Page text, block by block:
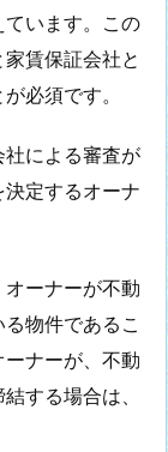
います。この
賃保証会社と
必須です。
による審査が
定するオーナ
ーナーが不動
物件であるこ
ナーが、不動
する場合は、